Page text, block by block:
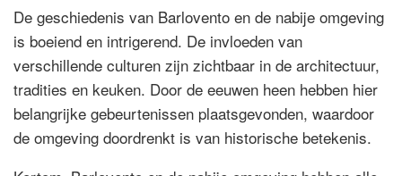
De geschiedenis van Barlovento en de nabije omgeving
is boeiend en intrigerend. De invloeden van
verschillende culturen zijn zichtbaar in de architectuur,
tradities en keuken. Door de eeuwen heen hebben hier
belangrijke gebeurtenissen plaatsgevonden, waardoor
de omgeving doordrenkt is van historische betekenis.